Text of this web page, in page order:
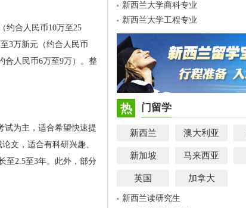
约合人民币10万至25
3万新元（约合人民币
合人民币6万至9万）。整
试为主，适合希望快速提
文，适合有科研兴趣、
至2.5至3年。此外，部分
新西兰大学商科专业
新西兰大学工程专业
热 门留学
新西兰 澳大利亚
新加坡 马来西亚
英国 加拿大
新西兰读研究生